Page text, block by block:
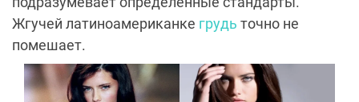
Жгучей латиноамериканке грудь точно не
помешает.